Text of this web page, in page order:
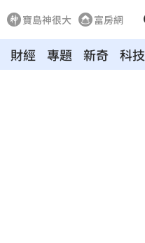
寶島神很大 富房網
財經 專題 新奇 科技